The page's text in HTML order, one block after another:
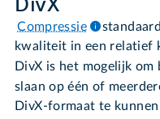
Compressie
kwaliteit in een relatief
DivX is het mogelijk om
slaan op één of
DivX-formaat te